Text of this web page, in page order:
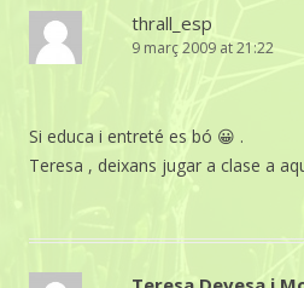
thrall_esp
9 març 2009 at 21:22
Si educa i entreté es bó 😀 .
Teresa , deixans jugar a clase a